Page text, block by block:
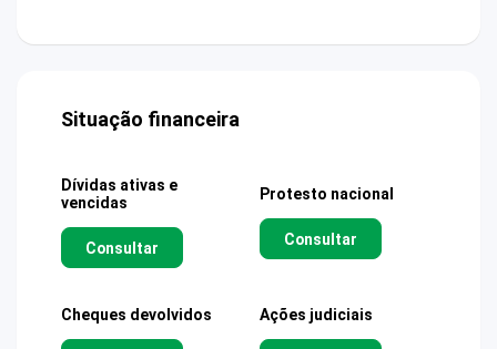
Situação financeira
Dívidas ativas e
vencidas
Consultar
Protesto nacional
Consultar
Cheques devolvidos Ações judiciais